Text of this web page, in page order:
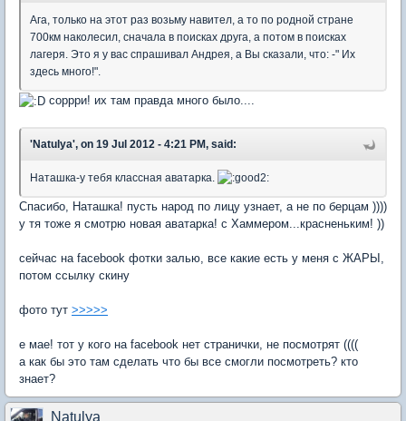
Ага, только на этот раз возьму навител, а то по родной стране
700км наколесил, сначала в поисках друга, а потом в поисках
лагеря. Это я у вас спрашивал Андрея, а Вы сказали, что: -" Их
здесь много!".
соррри! их там правда много было....
'Natulya', on 19 Jul 2012 - 4:21 PM, said:
Наташка-у тебя классная аватарка.
Спасибо, Наташка! пусть народ по лицу узнает, а не по берцам ))))
у тя тоже я смотрю новая аватарка! с Хаммером...красненьким! ))
сейчас на facebook фотки залью, все какие есть у меня с ЖАРЫ,
потом ссылку скину
фото тут >>>>>
е мае! тот у кого на facebook нет странички, не посмотрят ((((
а как бы это там сделать что бы все смогли посмотреть? кто
знает?
Natulya